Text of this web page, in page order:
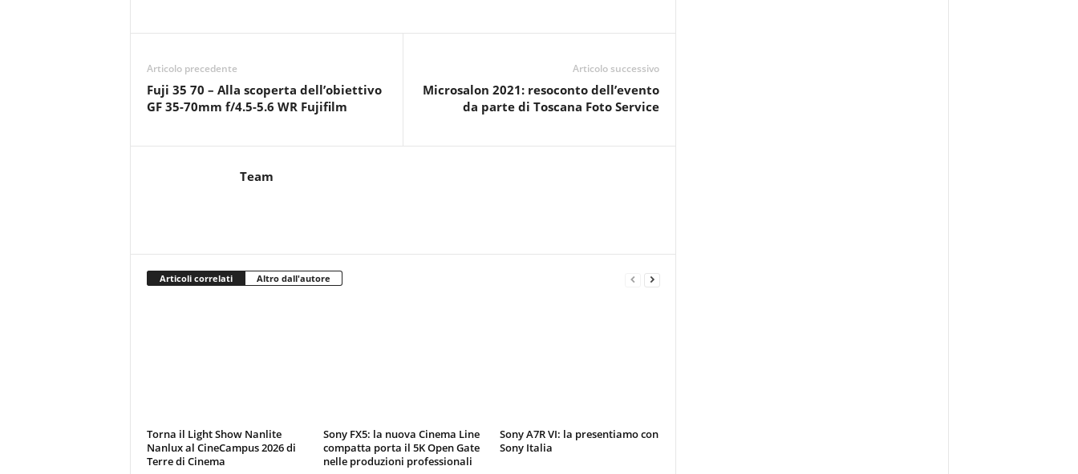
Articolo precedente
Fuji 35 70 – Alla scoperta dell’obiettivo
GF 35-70mm f/4.5-5.6 WR Fujifilm
Articolo successivo
Microsalon 2021: resoconto dell’evento
da parte di Toscana Foto Service
Team
Articoli correlati Altro dall'autore
Torna il Light Show Nanlite
Nanlux al CineCampus 2026 di
Terre di Cinema
Sony FX5: la nuova Cinema Line
compatta porta il 5K Open Gate
nelle produzioni professionali
Sony A7R VI: la presentiamo con
Sony Italia